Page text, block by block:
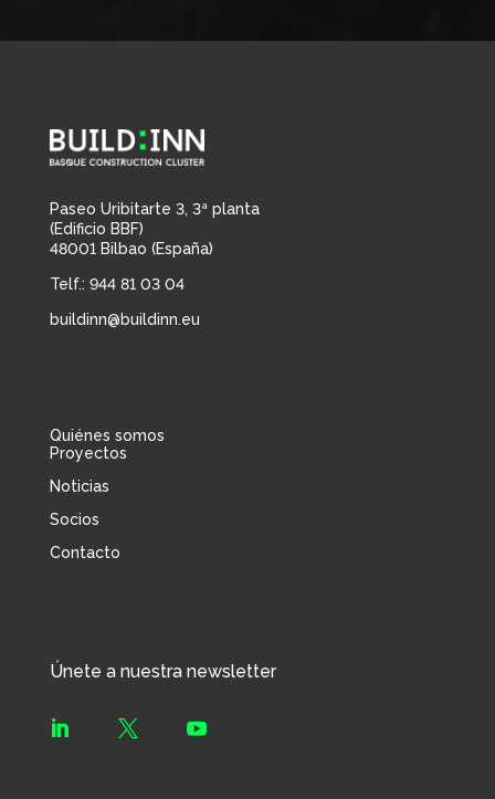
Paseo Uribitarte 3, 3ª planta
(Edificio BBF)
48001 Bilbao (España)
Telf.: 944 81 03 04
buildinn@buildinn.eu
Quiénes somos
Proyectos
Noticias
Socios
Contacto
Únete a nuestra newsletter
  